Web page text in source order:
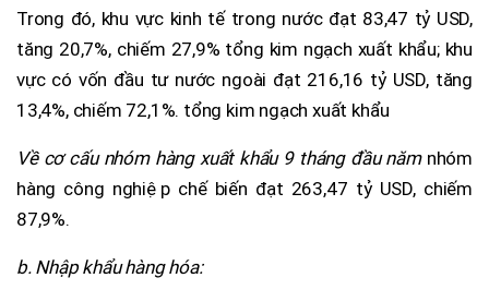
Trong đó, khu vực kinh tế trong nước đạt 83,47 tỷ USD,
tăng 20,7%, chiếm 27,9% tổng kim ngạch xuất khẩu; khu
vực có vốn đầu tư nước ngoài đạt 216,16 tỷ USD, tăng
13,4%, chiếm 72,1%. tổng kim ngạch xuất khẩu
Về cơ cấu nhóm hàng xuất khẩu 9 tháng đầu năm nhóm
hàng công nghiệp chế biến đạt 263,47 tỷ USD, chiếm
87,9%.
b. Nhập khẩu hàng hóa: